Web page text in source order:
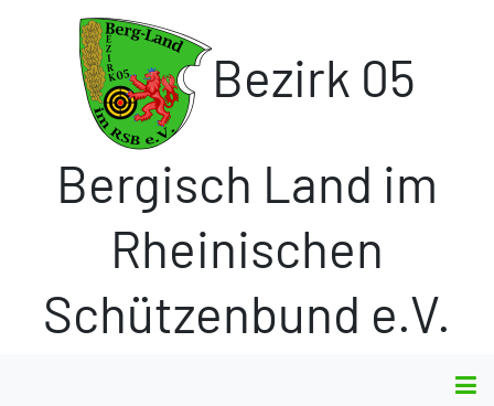
Bezirk 05
Bergisch Land im
Rheinischen
Schützenbund e.V.